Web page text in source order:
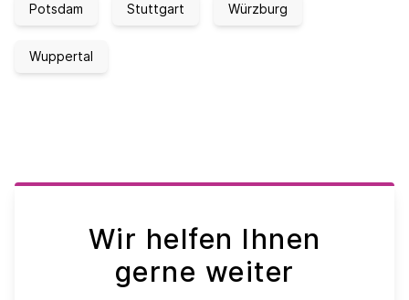
Potsdam Stuttgart Würzburg
Wuppertal
Wir helfen Ihnen
gerne weiter